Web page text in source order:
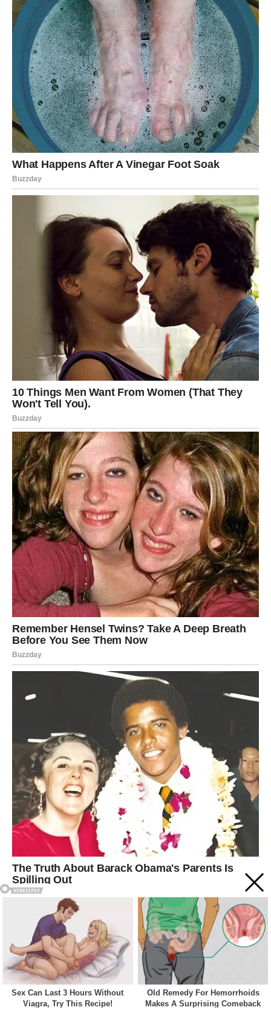
Acest site web folosește cookie-uri pentru a vă îmbunătăți
experiența. Vom presupune că sunteți de acord cu asta dacă
vă continuați navigarea.
Cookie settings ACCEPT